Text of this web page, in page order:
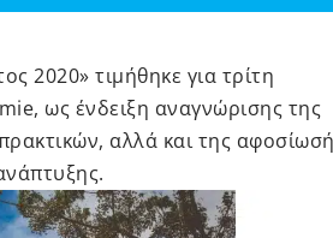
2020» τιμήθηκε για τρίτη
ως ένδειξη αναγνώρισης της
αλλά και της